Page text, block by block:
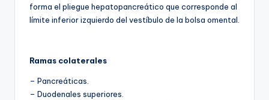
forma el pliegue hepatopancreático que corresponde al
límite inferior izquierdo del vestíbulo de la bolsa omental.
Ramas colaterales
– Pancreáticas.
– Duodenales superiores.